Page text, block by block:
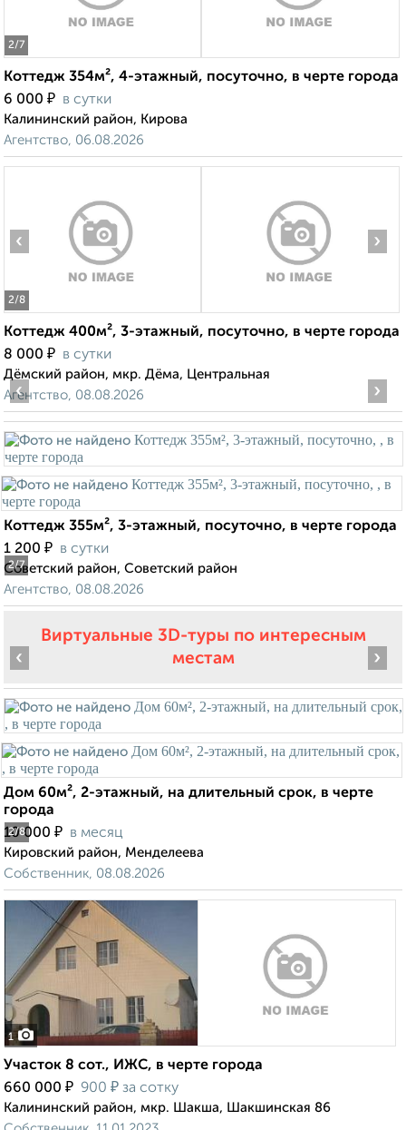
2/7
Коттедж 354м², 4-этажный, посуточно, в черте города
6 000 ₽ в сутки
Калининский район, Кирова
Агентство, 06.08.2026
2/8
‹ ›
Коттедж 400м², 3-этажный, посуточно, в черте города
8 000 ₽ в сутки
Дёмский район, мкр. Дёма, Центральная
Агентство, 08.08.2026
2/7
‹ ›
Коттедж 355м², 3-этажный, посуточно, в черте города
1 200 ₽ в сутки
Советский район, Советский район
Агентство, 08.08.2026
Виртуальные 3D-туры по интересным
местам
2/8
‹ ›
Дом 60м², 2-этажный, на длительный срок, в черте
города
10 000 ₽ в месяц
Кировский район, Менделеева
Собственник, 08.08.2026
1
Участок 8 сот., ИЖС, в черте города
660 000 ₽ 900 ₽ за сотку
Калининский район, мкр. Шакша, Шакшинская 86